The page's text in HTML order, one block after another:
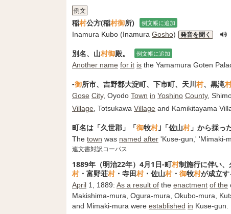
例文
稲村公方(稲村御所) 例文帳に追加
Inamura Kubo (Inamura Gosho) 発音を聞く
別名、山村御殿。 例文帳に追加
Another name for it is the Yamamura Goten
-御所市、吉野郡大淀町、下市町、天川 村、黒滝
Gose City, Oyodo Town in Yoshino County,
Village, Totsukawa Village and Kamikitayama
町名は「久世郡」「御牧村｣「佐山村」から採った
The town was named after 'Kuse-gun,' 'Mimaki-
連文書対訳コーパス
1889年（明治22年）4月1日-町村制施行に伴い
村・富野荘村・寺田村・佐山村・ 御牧村が成立す
April 1, 1889: As a result of the enactment of the
Makishima-mura, Ogura-mura, Okubo-mura,
and Mimaki-mura were established in Kuse-gun.